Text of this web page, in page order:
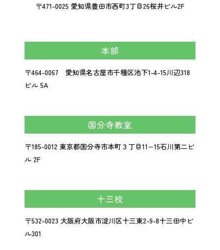
〒471-0025 愛知県豊田市西町3丁目26桜井ビル2F
本部
〒464-0067 愛知県名古屋市千種区池下1-4-15川辺318
ビル 5A
国分寺教室
〒185-0012 東京都国分寺市本町３丁目11−15石川第二ビ
ル 2F
十三校
〒532-0023 大阪府大阪市淀川区十三東2-9-8十三田中ビ
ル301